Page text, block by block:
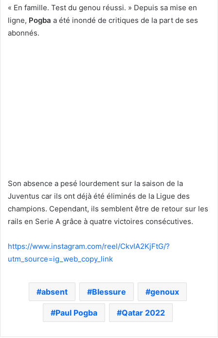
« En famille. Test du genou réussi. » Depuis sa mise en
ligne, Pogba a été inondé de critiques de la part de ses
abonnés.
Son absence a pesé lourdement sur la saison de la
Juventus car ils ont déjà été éliminés de la Ligue des
champions. Cependant, ils semblent être de retour sur les
rails en Serie A grâce à quatre victoires consécutives.
https://www.instagram.com/reel/CkvIA2KjFtG/?
utm_source=ig_web_copy_link
absent Blessure genoux
Paul Pogba Qatar 2022